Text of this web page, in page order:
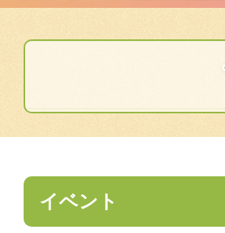
イベント